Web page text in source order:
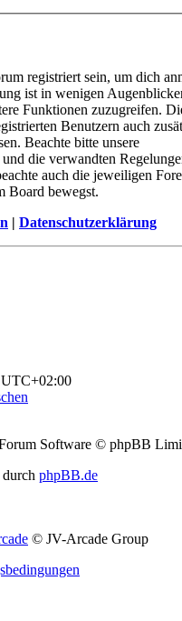
registriert sein, um dich
ist in wenigen
Funktionen zuzugreifen.
Benutzern auch
Beachte bitte unsere
die verwandten
auch die jeweiligen
Board bewegst.
| Datenschutzerklärung
UTC+02:00
Software © phpBB
phpBB.de
© JV-Arcade Group